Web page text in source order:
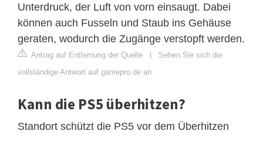
Unterdruck, der Luft von vorn einsaugt. Dabei
können auch Fusseln und Staub ins Gehäuse
geraten, wodurch die Zugänge verstopft werden.
Antrag auf Entfernung der Quelle | Sehen Sie sich die
vollständige Antwort auf gamepro.de an
Kann die PS5 überhitzen?
Standort schützt die PS5 vor dem Überhitzen